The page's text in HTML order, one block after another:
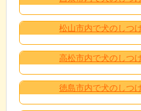
松山市内で犬のしつ
高松市内で犬のしつ
徳島市内で犬のしつ